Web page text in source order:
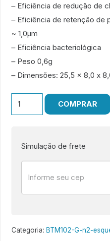
– Eficiência de redução de
– Eficiência de retenção de
~ 1,0µm
– Eficiência bacteriológica
– Peso 0,6g
– Dimensões: 25,5 x 8,0 x
BTM102-
G
Esquerdo
COMPRAR
Simulação de frete
Categoria: BTM102-G-n2-